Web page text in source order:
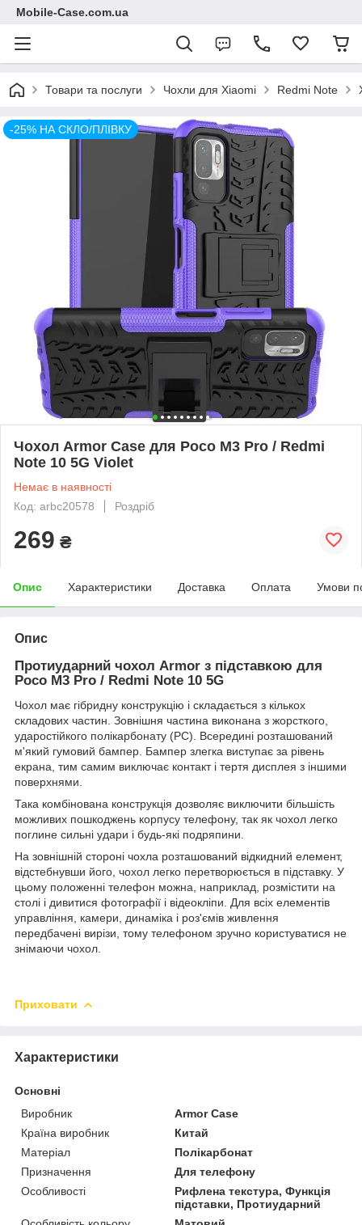
Mobile-Case.com.ua
Товари та послуги Чохли для Xiaomi Redmi Note
-25% НА СКЛО/ПЛІВКУ
Чохол Armor Case для Poco M3 Pro / Redmi
Note 10 5G Violet
Немає в наявності
Код: arbc20578
Роздріб
269 ₴
Опис Характеристики Доставка Оплата Умови
Опис
Протиударний чохол Armor з підставкою для
Poco M3 Pro / Redmi Note 10 5G
Чохол має гібридну конструкцію і складається з кількох
складових частин. Зовнішня частина виконана з жорсткого,
ударостійкого полікарбонату (PC). Всередині розташований
м'який гумовий бампер. Бампер злегка виступає за рівень
екрана, тим самим виключає контакт і тертя дисплея з іншими
поверхнями.
Така комбінована конструкція дозволяє виключити більшість
можливих пошкоджень корпусу телефону, так як чохол легко
поглине сильні удари і будь-які подряпини.
На зовнішній стороні чохла розташований відкидний елемент,
відстебнувши його, чохол легко перетворюється в підставку. У
цьому положенні телефон можна, наприклад, розмістити на
столі і дивитися фотографії і відеокліпи. Для всіх елементів
управління, камери, динаміка і роз'ємів живлення
передбачені вирізи, тому телефоном зручно користуватися не
знімаючи чохол.
Приховати
Характеристики
Основні
Виробник
Armor Case
Країна виробник
Китай
Матеріал
Полікарбонат
Призначення
Для телефону
Особливості
Рифлена текстура, Функція
підставки, Протиударний